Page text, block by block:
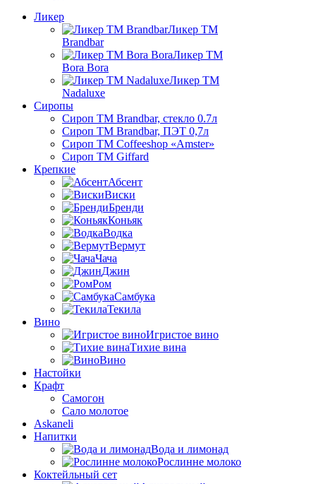
Ликер
Ликер ТМ
Brandbar
Ликер ТМ
Bora Bora
Ликер ТМ
Nadaluxe
Сиропы
Сироп TM Brandbar, стекло 0.7л
Сироп TM Brandbar, ПЭТ 0,7л
Сироп TM Coffeeshop «Amster»
Сироп TM Giffard
Крепкие
Абсент
Виски
Бренди
Коньяк
Водка
Вермут
Чача
Джин
Ром
Самбука
Текила
Вино
Игристое вино
Тихие вина
Вино
Настойки
Крафт
Самогон
Сало молотое
Askaneli
Напитки
Вода и лимонад
Рослинне молоко
Коктейльный сет